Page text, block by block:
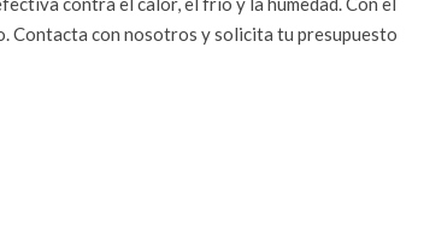
Contacta con nosotros y solicita tu presupuesto